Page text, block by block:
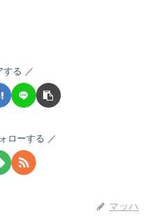
する
ローする
マッハ